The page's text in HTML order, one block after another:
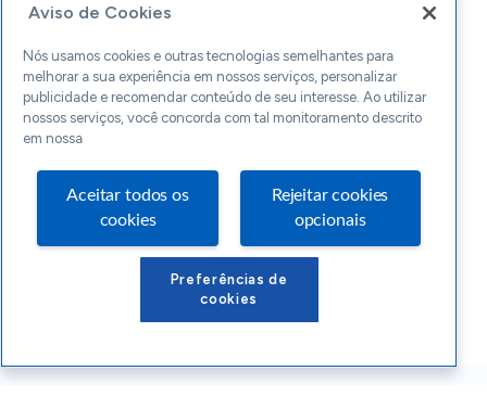
Aviso de Cookies
Nós usamos cookies e outras tecnologias semelhantes para
melhorar a sua experiência em nossos serviços, personalizar
publicidade e recomendar conteúdo de seu interesse. Ao utilizar
nossos serviços, você concorda com tal monitoramento descrito
em nossa
Aceitar todos os
cookies
Rejeitar cookies
opcionais
Preferências de
cookies